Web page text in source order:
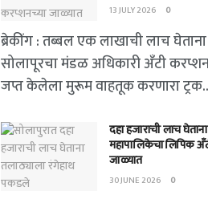
13 JULY 2026 0
ब्रेकींग : तब्बल एक लाखाची लाच घेताना
सोलापूरचा मंडळ अधिकारी अँटी
जप्त केलेला मुरूम वाहतूक करणारा
दहा हजाराची लाच
महापालिकेचा लिपिक
जाळ्यात
30 JUNE 2026 0